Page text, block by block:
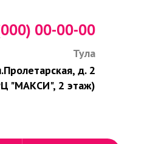
00-00-00
Тула
д. 2
"МАКСИ", 2 этаж)